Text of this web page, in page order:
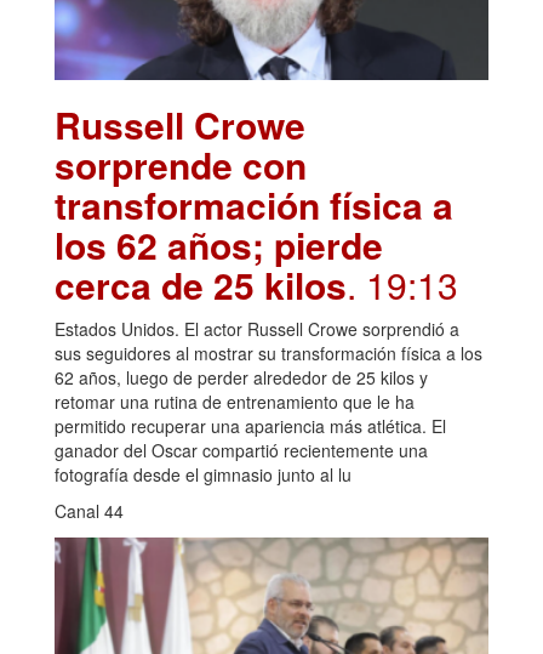
Russell Crowe
sorprende con
transformación física a
los 62 años; pierde
cerca de 25 kilos. 19:13
Estados Unidos. El actor Russell Crowe sorprendió a
sus seguidores al mostrar su transformación física a los
62 años, luego de perder alrededor de 25 kilos y
retomar una rutina de entrenamiento que le ha
permitido recuperar una apariencia más atlética. El
ganador del Oscar compartió recientemente una
fotografía desde el gimnasio junto al lu
Canal 44